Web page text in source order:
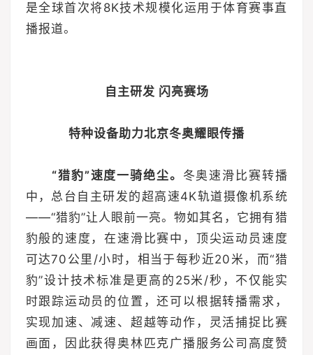
是全球首次将8K技术规模化运用于体育赛事直
播报道。
自主研发 闪亮赛场
特种设备助力北京冬奥耀眼传播
“猎豹”速度一骑绝尘。 冬奥速滑比赛转播
中，总台自主研发的超高速4K轨道摄像机系统
——“猎豹”让人眼前一亮。物如其名，它拥有猎
豹般的速度，在速滑比赛中，顶尖运动员速度
可达70公里/小时，相当于每秒近20米，而“猎
豹”设计技术标准是更高的25米/秒，不仅能实
时跟踪运动员的位置，还可以根据转播需求，
实现加速、减速、超越等动作，灵活捕捉比赛
画面，因此获得奥林匹克广播服务公司高度赞